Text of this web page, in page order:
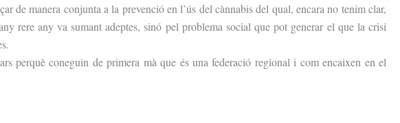
de manera conjunta a la prevenció en l’ús del cànnabis del qual, encara no tenim clar,
rere any va sumant adeptes, sinó pel problema social que pot generar el que la crisi
perquè coneguin de primera mà que és una federació regional i com encaixen en el